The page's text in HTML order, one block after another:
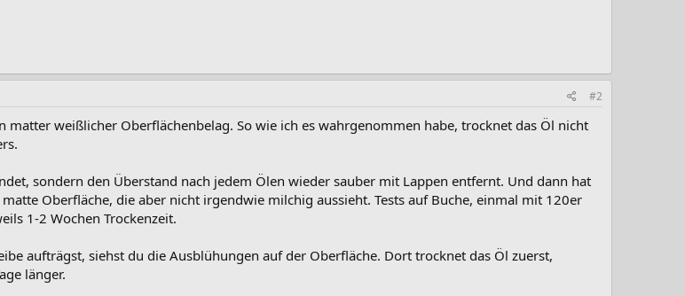
#2
matter weißlicher Oberflächenbelag. So wie ich es wahrgenommen habe, trocknet das Öl nicht
sondern den Überstand nach jedem Ölen wieder sauber mit Lappen entfernt. Und dann hat
Oberfläche, die aber nicht irgendwie milchig aussieht. Tests auf Buche, einmal mit 120er
1-2 Wochen Trockenzeit.
aufträgst, siehst du die Ausblühungen auf der Oberfläche. Dort trocknet das Öl zuerst,
länger.